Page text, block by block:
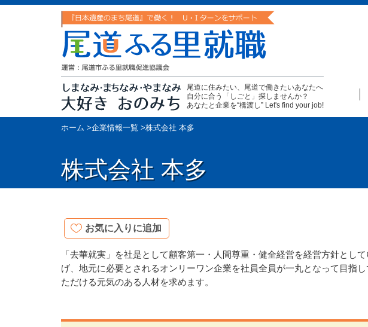
尾道に住みたい、尾道で働きたいあなたへ
自分に合う「しごと」探しませんか？
あなたと企業を“橋渡し” Let's find your job!
ホーム >企業情報一覧 >株式会社 本多
株式会社 本多
お気に入りに追加
「去華就実」を社是として顧客第一・人間尊重・健全経営を経営方針とし
げ、地元に必要とされるオンリーワン企業を社員全員が一丸となって目指
ただける元気のある人材を求めます。